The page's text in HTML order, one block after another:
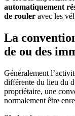
automatiquement
de rouler avec les
La
de ou des
Généralement
différente du lieu du
propriétaire, une
normalement être